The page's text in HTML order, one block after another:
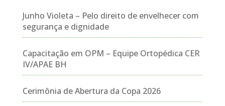
Junho Violeta – Pelo direito de envelhecer com
segurança e dignidade
Capacitação em OPM – Equipe Ortopédica CER
IV/APAE BH
Cerimônia de Abertura da Copa 2026